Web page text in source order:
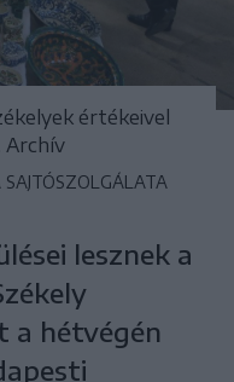
értékeivel
Archív
lesznek a
a hétvégén